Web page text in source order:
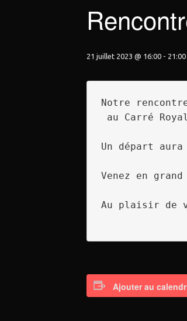
21 juillet 2023 @ 16:00 - 21:00
Notre
Un départ
Venez en grand
Au plaisir de
Ajouter au